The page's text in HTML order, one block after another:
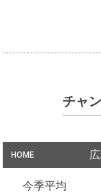
チャ
HOME
今季平均